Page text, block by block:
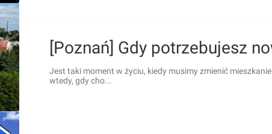
[Poznań] Gdy potrzebujesz
Jest taki moment w życiu, kiedy musimy zmienić
wtedy, gdy cho...